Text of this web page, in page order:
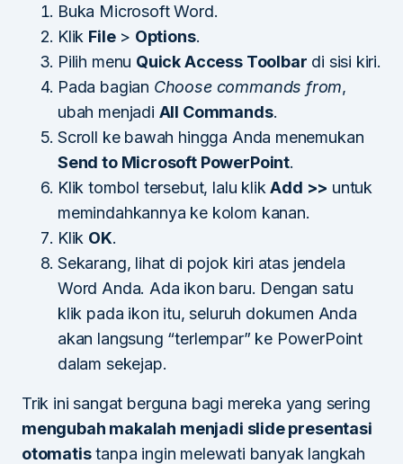
Buka Microsoft Word.
Klik File> Options.
Pilih menu Quick Access Toolbar di sisi kiri.
Pada bagian Choose commands from,
ubah menjadi All Commands.
Scroll ke bawah hingga Anda menemukan
Send to Microsoft PowerPoint.
Klik tombol tersebut, lalu klikAdd >> untuk
memindahkannya ke kolom kanan.
Klik OK.
Sekarang, lihat di pojok kiri atas jendela
Word Anda. Ada ikon baru. Dengan satu
klik pada ikon itu, seluruh dokumen Anda
akan langsung “terlempar” ke PowerPoint
dalam sekejap.
Trik ini sangat berguna bagi mereka yang sering
mengubah makalah menjadi slide presentasi
otomatistanpa ingin melewati banyak langkah